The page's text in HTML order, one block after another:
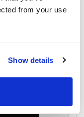
from your use
Show details